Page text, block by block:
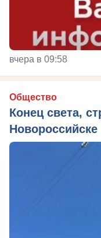
вчера в 09:58
Общество
Конец света,
Новороссийске